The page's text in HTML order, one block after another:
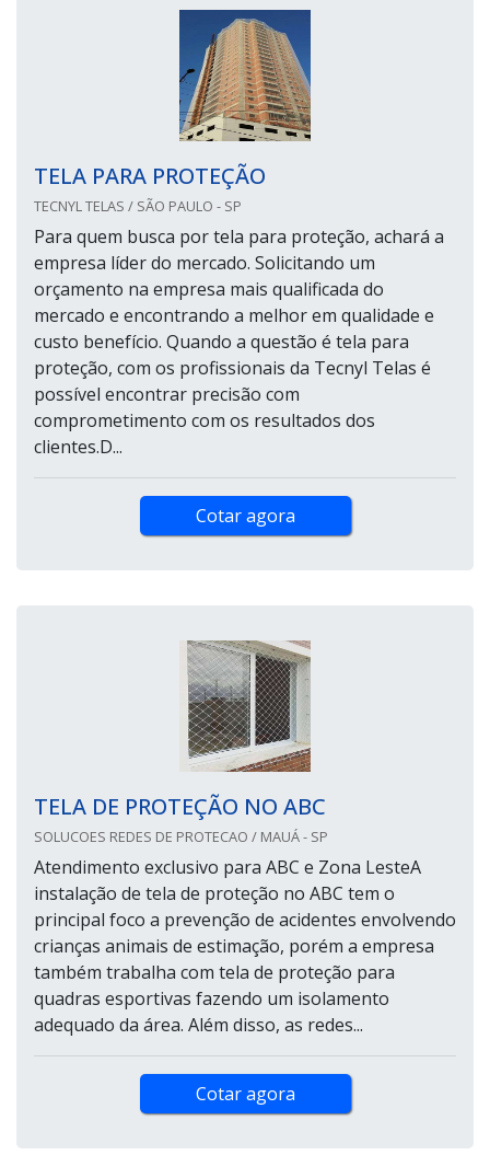
TELA PARA PROTEÇÃO
TECNYL TELAS / SÃO PAULO - SP
Para quem busca por tela para proteção, achará a
empresa líder do mercado. Solicitando um
orçamento na empresa mais qualificada do
mercado e encontrando a melhor em qualidade e
custo benefício. Quando a questão é tela para
proteção, com os profissionais da Tecnyl Telas é
possível encontrar precisão com
comprometimento com os resultados dos
clientes.D...
Cotar agora
TELA DE PROTEÇÃO NO ABC
SOLUCOES REDES DE PROTECAO / MAUÁ - SP
Atendimento exclusivo para ABC e Zona LesteA
instalação de tela de proteção no ABC tem o
principal foco a prevenção de acidentes envolvendo
crianças animais de estimação, porém a empresa
também trabalha com tela de proteção para
quadras esportivas fazendo um isolamento
adequado da área. Além disso, as redes...
Cotar agora